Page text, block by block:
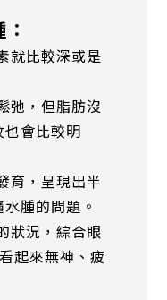
就比較深或是
弛，但脂肪沒
會比較明
育，呈現出半
腫的問題。
狀況，綜合眼
起來無神、疲